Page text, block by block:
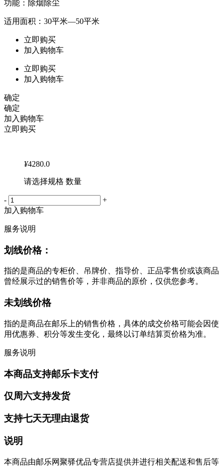
功能：除烟除尘
适用面积：30平米—50平米
立即购买
加入购物车
立即购买
加入购物车
确定
确定
加入购物车
立即购买
¥4280.0
请选择规格 数量
-
+
加入购物车
服务说明
划线价格：
指的是商品的专柜价、吊牌价、指导价、正品零售价或该商品
曾经展示过的销售价等，并非商品的原价，仅供您参考。
未划线价格
指的是商品在邮乐上的销售价格，具体的成交价格可能会因使
用优惠券、积分等发生变化，最终以订单结算页价格为准。
服务说明
本商品支持邮乐卡支付
仅周六支持发货
支持七天无理由退货
说明
本商品由邮乐网聚驿优品专营店提供并进行相关配送和售后等